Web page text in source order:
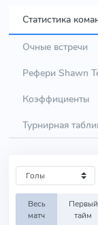
Статистика
Очные встречи
Рефери Shawn
Коэффициенты
Турнирная
Весь
матч
Первый
тайм